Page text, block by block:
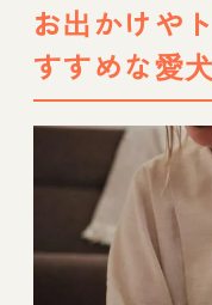
お出かけや
すすめな愛